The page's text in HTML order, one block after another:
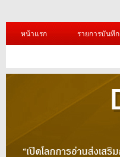
หน้าแรก รายการบันทึก